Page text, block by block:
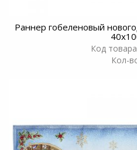
Раннер гобеленовый
Код
Кол-